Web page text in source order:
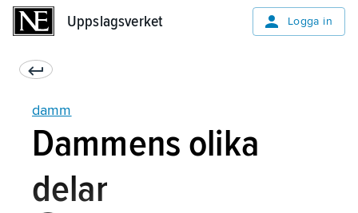
Uppslagsverket Logga in
damm
Dammens olika
delar